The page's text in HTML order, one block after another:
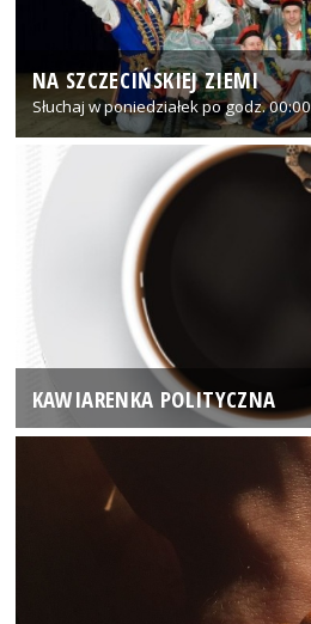
NA SZCZECIŃSKIEJ ZIEMI
Słuchaj w poniedziałek po godz. 00:00
KAWIARENKA POLITYCZNA